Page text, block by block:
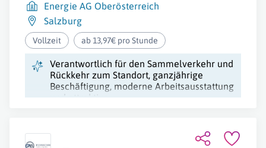
Energie AG Oberösterreich
Salzburg
Vollzeit ab 13,97€ pro Stunde
Verantwortlich für den Sammelverkehr und
Rückkehr zum Standort, ganzjährige
Beschäftigung, moderne Arbeitsausstattung
und attraktive